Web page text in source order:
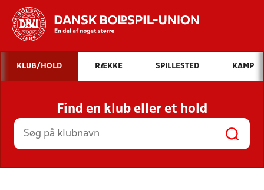
Hvad vil du søge efter?
INDHOLD OG NYHEDER
STILLINGER, RESULTATER, KLUBBER OG
HOLD
KLUB/HOLD RÆKKE SPILLESTED KAMP
Find en klub eller et hold